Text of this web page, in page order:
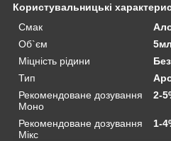
Користувальницькі
Смак
Об`єм
5мл
Міцність рідини
Тип
Рекомендоване дозування
Моно
2-
Рекомендоване дозування
Мікс
1-